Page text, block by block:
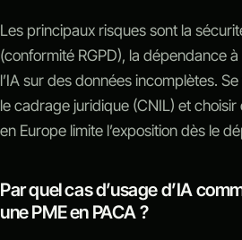
Les principaux risques sont la
(conformité RGPD), la dépendance
l’IA sur des données incomplètes.
le cadrage juridique (CNIL) et
en Europe limite l’exposition dès le
Par quel cas d’usage d’IA
une PME en PACA ?